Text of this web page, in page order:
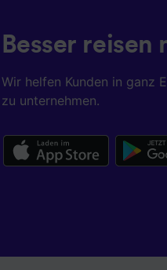
Besser
Wir helfen Kunden in ganz
zu unternehmen.